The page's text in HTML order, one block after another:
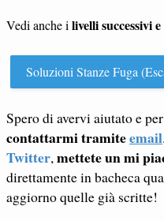
Vedi anche ilivelli successivi
Soluzioni Stanze Fuga
Spero di avervi aiutato e
contattarmi tramiteemail
Twitter,mettete un mi
direttamente in bacheca
aggiorno quelle già scritte!